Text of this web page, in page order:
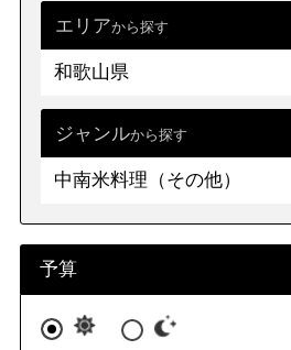
エリアから探す
和歌山県
兵庫県
中国
山口県
四国 徳島県
九州・沖縄 福岡県 佐賀県
大分県 宮崎県
沖縄県
ジャンルから探す
中南米料理（その他）
予算